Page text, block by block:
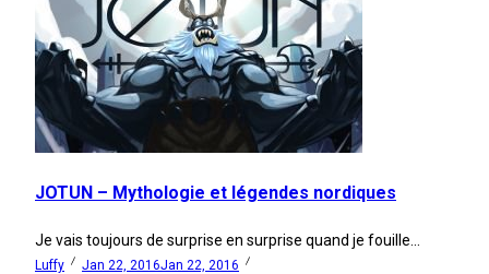
JOTUN – Mythologie et légendes nordiques
Je vais toujours de surprise en surprise quand je fouille...
Luffy Jan 22, 2016Jan 22, 2016